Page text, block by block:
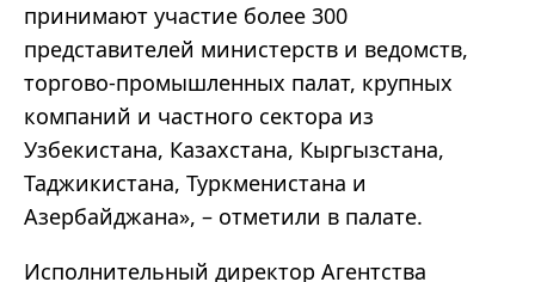
принимают участие более 300
представителей министерств и ведомств,
торгово-промышленных палат, крупных
компаний и частного сектора из
Узбекистана, Казахстана, Кыргызстана,
Таджикистана, Туркменистана и
Азербайджана», – отметили в палате.
Исполнительный директор Агентства